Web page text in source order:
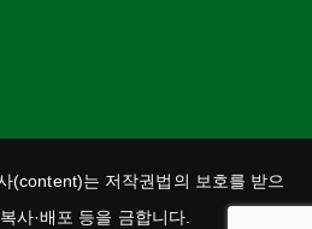
(content)는 저작권법의 보호를 받으
사·배포 등을 금합니다.